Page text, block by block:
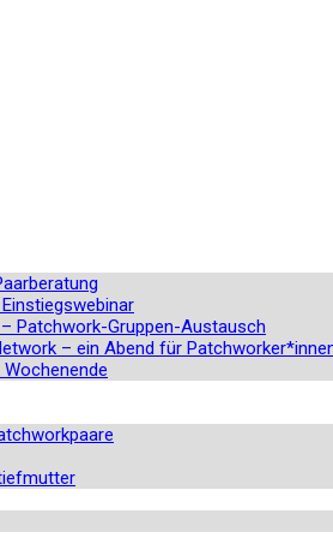
Patchwork-Gruppen-Austausch
– ein Abend für